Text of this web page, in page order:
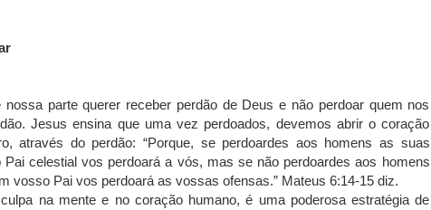
parte querer receber perdão de Deus e não perdoar quem nos
Jesus ensina que uma vez perdoados, devemos abrir o coração
através do perdão: “Porque, se perdoardes aos homens as suas
celestial vos perdoará a vós, mas se não perdoardes aos homens
vosso Pai vos perdoará as vossas ofensas.” Mateus 6:14-15 diz.
na mente e no coração humano, é uma poderosa estratégia de